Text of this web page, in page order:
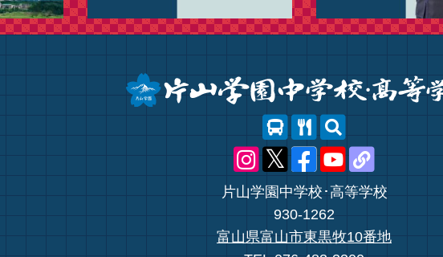
片山学園中学校･高等学校
930-1262
富山県富山市東黒牧10番地